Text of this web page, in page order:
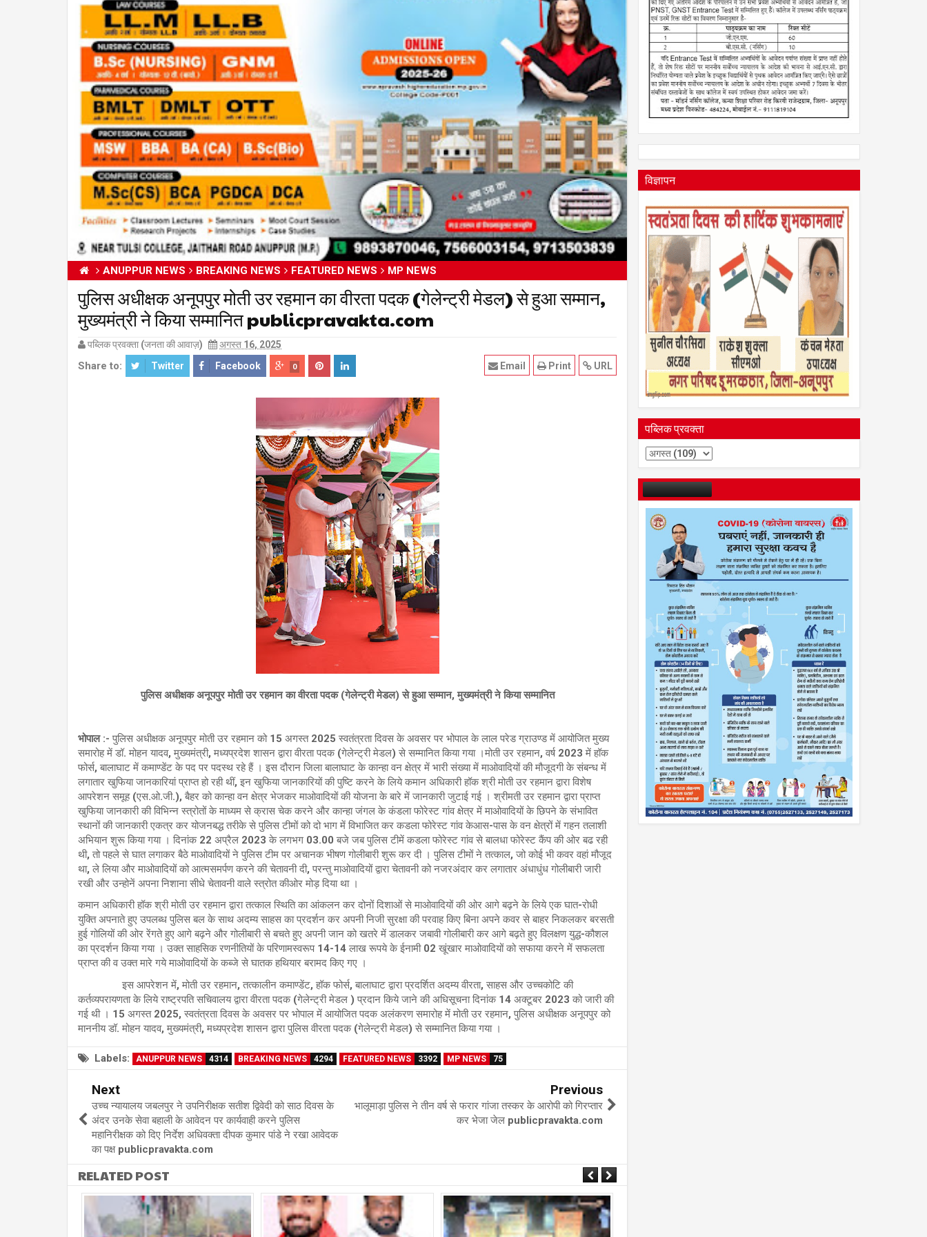
2026
ANUPPUR NEWS BREAKING NEWS FEATURED NEWS MP NEWS
पुलिस अधीक्षक अनूपपुर मोती उर रहमान का वीरता पदक (गेलेन्ट्री मेडल) से हुआ सम्मान,
मुख्यमंत्री ने किया सम्मानित publicpravakta.com
पब्लिक प्रवक्ता (जनता की आवाज़) अगस्त 16, 2025
Share to: Twitter Facebook 0 URL
Print
Email
पुलिस अधीक्षक अनूपपुर मोती उर रहमान का वीरता पदक (गेलेन्ट्री मेडल) से हुआ सम्मान, मुख्यमंत्री ने किया सम्मानित
भोपाल :- पुलिस अधीक्षक अनूपपुर मोती उर रहमान को 15 अगस्त 2025 स्वतंत्रता दिवस के अवसर पर भोपाल के लाल परेड ग्राउण्ड में आयोजित मुख्य
समारोह में डॉ. मोहन यादव, मुख्यमंत्री, मध्यप्रदेश शासन द्वारा वीरता पदक (गेलेन्ट्री मेडल) से सम्मानित किया गया ।मोती उर रहमान, वर्ष 2023 में हॉक
फोर्स, बालाघाट में कमाण्डेंट के पद पर पदस्थ रहे हैं । इस दौरान जिला बालाघाट के कान्हा वन क्षेत्र में भारी संख्या में माओवादियों की मौजूदगी के संबन्ध में
लगातार खुफिया जानकारियां प्राप्त हो रही थीं, इन खुफिया जानकारियों की पुष्टि करने के लिये कमान अधिकारी हॉक श्री मोती उर रहमान द्वारा विशेष
आपरेशन समूह (एस.ओ.जी.), बैहर को कान्हा वन क्षेत्र भेजकर माओवादियों की योजना के बारे में जानकारी जुटाई गई । श्रीमती उर रहमान द्वारा प्राप्त
खुफिया जानकारी की विभिन्न स्त्रोतों के माध्यम से क्रास चेक करने और कान्हा जंगल के कंडला फोरेस्ट गांव क्षेत्र में माओवादियों के छिपने के संभावित
स्थानों की जानकारी एकत्र कर योजनबद्ध तरीके से पुलिस टीमों को दो भाग में विभाजित कर कडला फोरेस्ट गांव केआस-पास के वन क्षेत्रों में गहन तलाशी
अभियान शुरू किया गया । दिनांक 22 अप्रैल 2023 के लगभग 03.00 बजे जब पुलिस टीमें कडला फोरेस्ट गांव से बालधा फोरेस्ट कैंप की ओर बढ रही
थी, तो पहले से घात लगाकर बैठे माओवादियों ने पुलिस टीम पर अचानक भीषण गोलीबारी शुरू कर दी । पुलिस टीमों ने तत्काल, जो कोई भी कवर वहां मौजूद
था, ले लिया और माओवादियों को आत्मसमर्पण करने की चेतावनी दी, परन्तु माओवादियों द्वारा चेतावनी को नजरअंदार कर लगातार अंधाधुंध गोलीबारी जारी
रखी और उन्होनें अपना निशाना सीधे चेतावनी वाले स्त्रोत कीओर मोड़ दिया था ।
कमान अधिकारी हॉक श्री मोती उर रहमान द्वारा तत्काल स्थिति का आंकलन कर दोनों दिशाओं से माओवादियों की ओर आगे बढ़ने के लिये एक घात-रोधी
युक्ति अपनाते हुए उपलब्ध पुलिस बल के साथ अदम्य साहस का प्रदर्शन कर अपनी निजी सुरक्षा की परवाह किए बिना अपने कवर से बाहर निकलकर बरसती
हुई गोलियों की ओर रेंगते हुए आगे बढ़ने और गोलीबारी से बचते हुए अपनी जान को खतरे में डालकर जबावी गोलीबारी कर आगे बढ़ते हुए विलक्षण युद्ध-कौशल
का प्रदर्शन किया गया । उक्त साहसिक रणनीतियों के परिणामस्वरूप 14-14 लाख रूपये के ईनामी 02 खूंखार माओवादियों को सफाया करने में सफलता
प्राप्त की व उक्त मारे गये माओवादियों के कब्जे से घातक हथियार बरामद किए गए ।
इस आपरेशन में, मोती उर रहमान, तत्कालीन कमाण्डेंट, हॉक फोर्स, बालाघाट द्वारा प्रदर्शित अदम्य वीरता, साहस और उच्चकोटि की
कर्तव्यपरायणता के लिये राष्ट्रपति सचिवालय द्वारा वीरता पदक (गेलेन्ट्री मेडल ) प्रदान किये जाने की अधिसूचना दिनांक 14 अक्टूबर 2023 को जारी की
गई थी । 15 अगस्त 2025, स्वतंत्रता दिवस के अवसर पर भोपाल में आयोजित पदक अलंकरण समारोह में मोती उर रहमान, पुलिस अधीक्षक अनूपपुर को
माननीय डॉ. मोहन यादव, मुख्यमंत्री, मध्यप्रदेश शासन द्वारा पुलिस वीरता पदक (गेलेन्ट्री मेडल) से सम्मानित किया गया ।
Labels: ANUPPUR NEWS 4314 BREAKING NEWS 4294 FEATURED NEWS 3392 MP NEWS 75
Next
उच्च न्यायालय जबलपुर ने उपनिरीक्षक सतीश द्विवेदी को साठ दिवस के
अंदर उनके सेवा बहाली के आवेदन पर कार्यवाही करने पुलिस
महानिरीक्षक को दिए निर्देश अधिवक्ता दीपक कुमार पांडे ने रखा आवेदक
का पक्ष publicpravakta.com
Previous
भालूमाड़ा पुलिस ने तीन वर्ष से फरार गांजा तस्कर के आरोपी को गिरप्तार
कर भेजा जेल publicpravakta.com
RELATED POST
विज्ञापन
पब्लिक प्रवक्ता